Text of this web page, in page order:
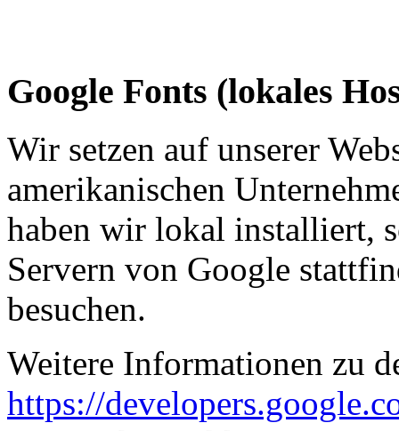
Google Fonts (lokales
Wir setzen auf unserer
amerikanischen
haben wir lokal installiert,
Servern von Google
besuchen.
Weitere Informationen zu
https://